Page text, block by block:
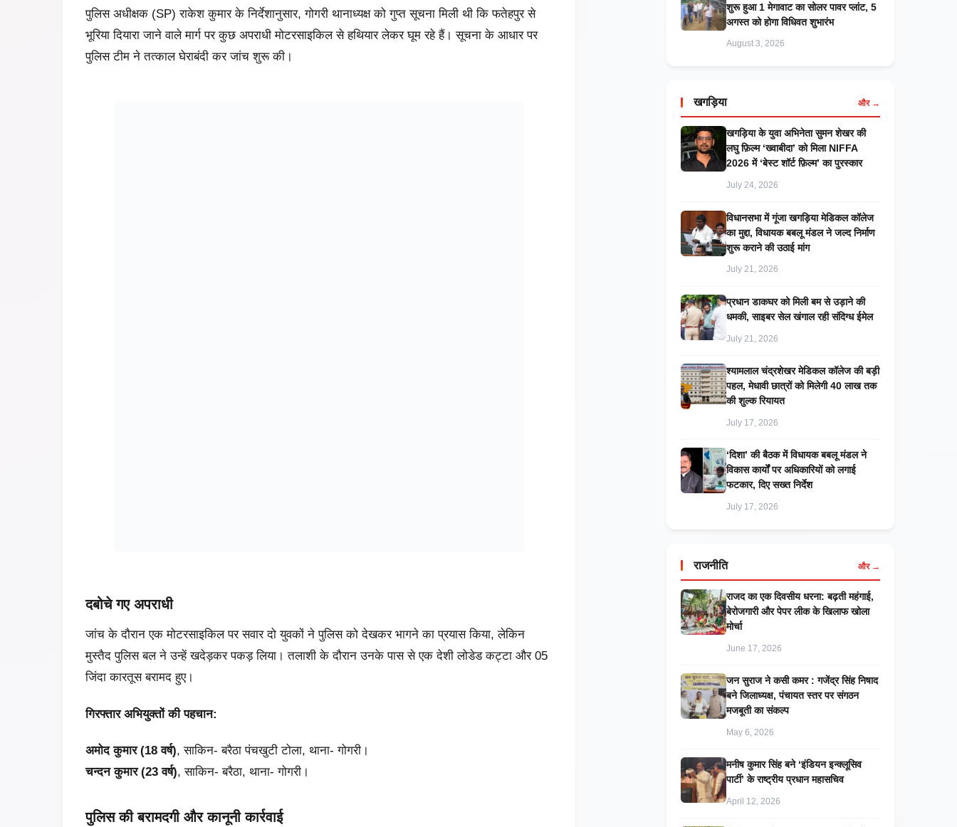
पुलिस अधीक्षक (SP) राकेश कुमार के निर्देशानुसार, गोगरी थानाध्यक्ष को गुप्त सूचना मिली थी कि फतेहपुर से
भूरि‍या दियारा जाने वाले मार्ग पर कुछ अपराधी मोटरसाइकिल से हथियार लेकर घूम रहे हैं। सूचना के आधार पर
पुलिस टीम ने तत्काल घेराबंदी कर जांच शुरू की।
दबोचे गए अपराधी
जांच के दौरान एक मोटरसाइकिल पर सवार दो युवकों ने पुलिस को देखकर भागने का प्रयास किया, लेकिन
मुस्तैद पुलिस बल ने उन्हें खदेड़कर पकड़ लिया। तलाशी के दौरान उनके पास से एक देशी लोडेड कट्टा और 05
जिंदा कारतूस बरामद हुए।
गिरफ्तार अभियुक्तों की पहचान:
अमोद कुमार (18 वर्ष), साकिन- बरैठा पंचखुटी टोला, थाना- गोगरी।
चन्दन कुमार (23 वर्ष), साकिन- बरैठा, थाना- गोगरी।
पुलिस की बरामदगी और कानूनी कार्रवाई
शुरू हुआ 1 मेगावाट का सोलर पावर प्लांट, 5
अगस्त को होगा विधिवत शुभारंभ
August 3, 2026
खगड़िया और →
खगड़िया के युवा अभिनेता सुमन शेखर की
लघु फ़िल्म ‘ख्वाबीदा’ को मिला NIFFA
2026 में ‘बेस्ट शॉर्ट फ़िल्म’ का पुरस्कार
July 24, 2026
विधानसभा में गूंजा खगड़िया मेडिकल कॉलेज
का मुद्दा, विधायक बबलू मंडल ने जल्द निर्माण
शुरू कराने की उठाई मांग
July 21, 2026
प्रधान डाकघर को मिली बम से उड़ाने की
धमकी, साइबर सेल खंगाल रही संदिग्ध ईमेल
July 21, 2026
श्यामलाल चंद्रशेखर मेडिकल कॉलेज की बड़ी
पहल, मेधावी छात्रों को मिलेगी 40 लाख तक
की शुल्क रियायत
July 17, 2026
‘दिशा’ की बैठक में विधायक बबलू मंडल ने
विकास कार्यों पर अधिकारियों को लगाई
फटकार, दिए सख्त निर्देश
July 17, 2026
राजनीति और →
राजद का एक दिवसीय धरना: बढ़ती महंगाई,
बेरोजगारी और पेपर लीक के खिलाफ खोला
मोर्चा
June 17, 2026
जन सुराज ने कसी कमर : गजेंद्र सिंह निषाद
बने जिलाध्यक्ष, पंचायत स्तर पर संगठन
मजबूती का संकल्प
May 6, 2026
मनीष कुमार सिंह बने ‘इंडियन इन्क्लूसिव
पार्टी’ के राष्ट्रीय प्रधान महासचिव
April 12, 2026